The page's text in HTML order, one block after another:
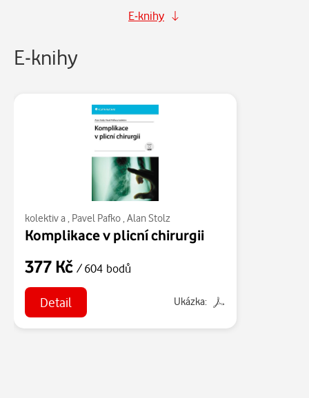
E-knihy
E-knihy
kolektiv a , Pavel Pafko, Alan Stolz
Komplikace v plicní chirurgii
377 Kč / 604 bodů
Detail Ukázka: